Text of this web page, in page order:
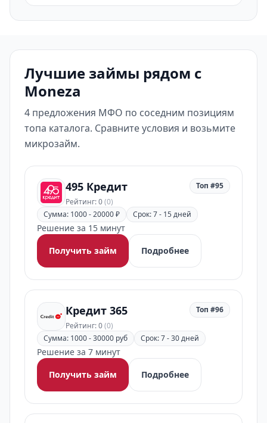
Лучшие займы рядом с
Moneza
4 предложения МФО по соседним позициям
топа каталога. Сравните условия и возьмите
микрозайм.
495 Кредит
Рейтинг: 0(0)
Топ #95
Сумма: 1000 - 20000 ₽ Срок: 7 - 15 дней
Решение за 15 минут
Получить займ
Подробнее
Кредит 365
Рейтинг: 0(0)
Топ #96
Сумма: 1000 - 30000 руб Срок: 7 - 30 дней
Решение за 7 минут
Получить займ
Подробнее